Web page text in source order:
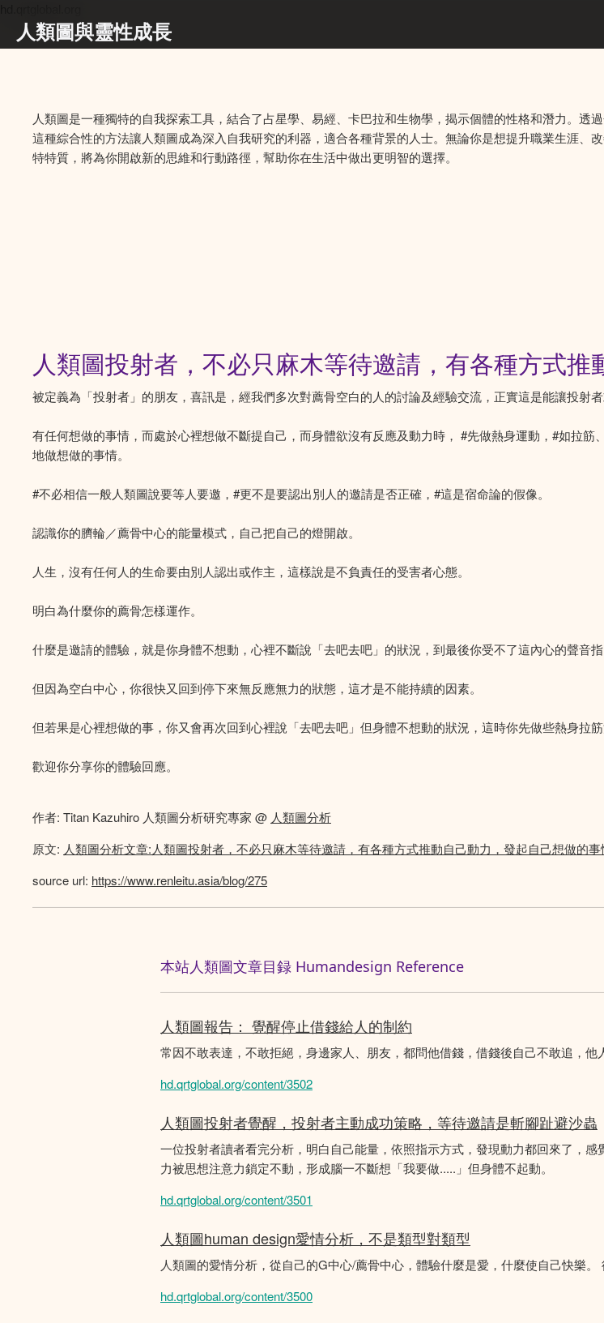
人類圖與靈性成長
人類圖是一種獨特的自我探索工具，結合了占星學、易經、卡巴拉和生物學，揭示個體的性格和潛力。透
這種綜合性的方法讓人類圖成為深入自我研究的利器，適合各種背景的人士。無論你是想提升職業生涯
特特質，將為你開啟新的思維和行動路徑，幫助你在生活中做出更明智的選擇。
人類圖投射者，不必只麻木等待邀請，有各種方式推
被定義為「投射者」的朋友，喜訊是，經我們多次對薦骨空白的人的討論及經驗交流，正實這是能讓投射者
有任何想做的事情，而處於心裡想做不斷提自己，而身體欲沒有反應及動力時， #先做熱身運動，#如拉
地做想做的事情。
#不必相信一般人類圖說要等人要邀，#更不是要認出別人的邀請是否正確，#這是宿命論的假像。
認識你的臍輪／薦骨中心的能量模式，自己把自己的燈開啟。
人生，沒有任何人的生命要由別人認出或作主，這樣說是不負責任的受害者心態。
明白為什麼你的薦骨怎樣運作。
什麼是邀請的體驗，就是你身體不想動，心裡不斷說「去吧去吧」的狀況，到最後你受不了這內心的聲音指
但因為空白中心，你很快又回到停下來無反應無力的狀態，這才是不能持續的因素。
但若果是心裡想做的事，你又會再次回到心裡說「去吧去吧」但身體不想動的狀況，這時你先做些熱身拉
歡迎你分享你的體驗回應。
作者: Titan Kazuhiro 人類圖分析研究專家 @ 人類圖分析
原文: 人類圖分析文章:人類圖投射者，不必只麻木等待邀請，有各種方式推動自己動力，發起自己想做的事
source url: https://www.renleitu.asia/blog/275
本站人類圖文章目録 Humandesign Reference
人類圖報告： 覺醒停止借錢給人的制約
常因不敢表達，不敢拒絕，身邊家人、朋友，都問他借錢，借錢後自己不敢追，他
hd.qrtglobal.org/content/3502
人類圖投射者覺醒，投射者主動成功策略，等待邀請是斬腳趾避沙蟲
一位投射者讀者看完分析，明白自己能量，依照指示方式，發現動力都回來了，
力被思想注意力鎖定不動，形成腦一不斷想「我要做.....」但身體不起動。
hd.qrtglobal.org/content/3501
人類圖human design愛情分析，不是類型對類型
人類圖的愛情分析，從自己的G中心/薦骨中心，體驗什麼是愛，什麼使自己快樂。
hd.qrtglobal.org/content/3500